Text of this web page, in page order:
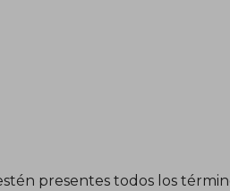
presentes todos los